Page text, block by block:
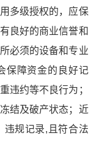
多级授权的，应保
良好的商业信誉和
必须的设备和专业
保障资金的良好记
违约等不良行为；
结及破产状态；近
违规记录,且符合法